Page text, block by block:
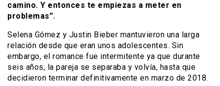
camino. Y entonces te empiezas a meter en
problemas”.
Selena Gómez y Justin Bieber mantuvieron una larga
relación desde que eran unos adolescentes. Sin
embargo, el romance fue intermitente ya que durante
seis años, la pareja se separaba y volvía, hasta que
decidieron terminar definitivamente en marzo de 2018.